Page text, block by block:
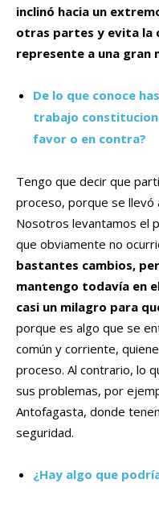
inclinó hacia un
otras partes y evita la
represente a una gran
De lo que conoce
trabajo
favor o en contra?
Tengo que decir que
proceso, porque se llevó
Nosotros levantamos el
que obviamente no
bastantes cambios,
mantengo todavía en
casi un milagro para
porque es algo que se
común y corriente,
proceso. Al contrario, lo
sus problemas, por
Antofagasta, donde
seguridad.
¿Hay algo que